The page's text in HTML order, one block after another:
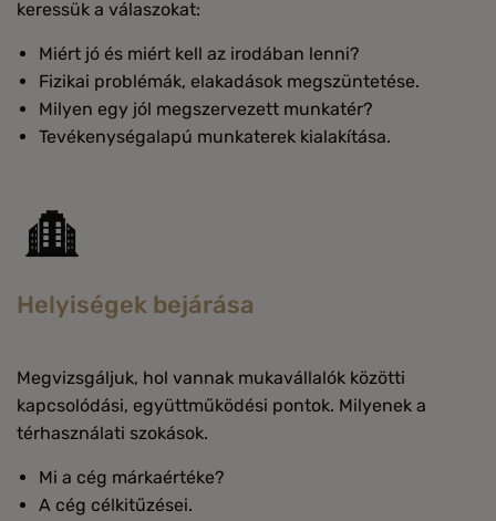
keressük a válaszokat:
Miért jó és miért kell az irodában lenni?
Fizikai problémák, elakadások megszüntetése.
Milyen egy jól megszervezett munkatér?
Tevékenységalapú munkaterek kialakítása.
Helyiségek bejárása
Megvizsgáljuk, hol vannak mukavállalók közötti
kapcsolódási, együttműködési pontok. Milyenek a
térhasználati szokások.
Mi a cég márkaértéke?
A cég célkitűzései.